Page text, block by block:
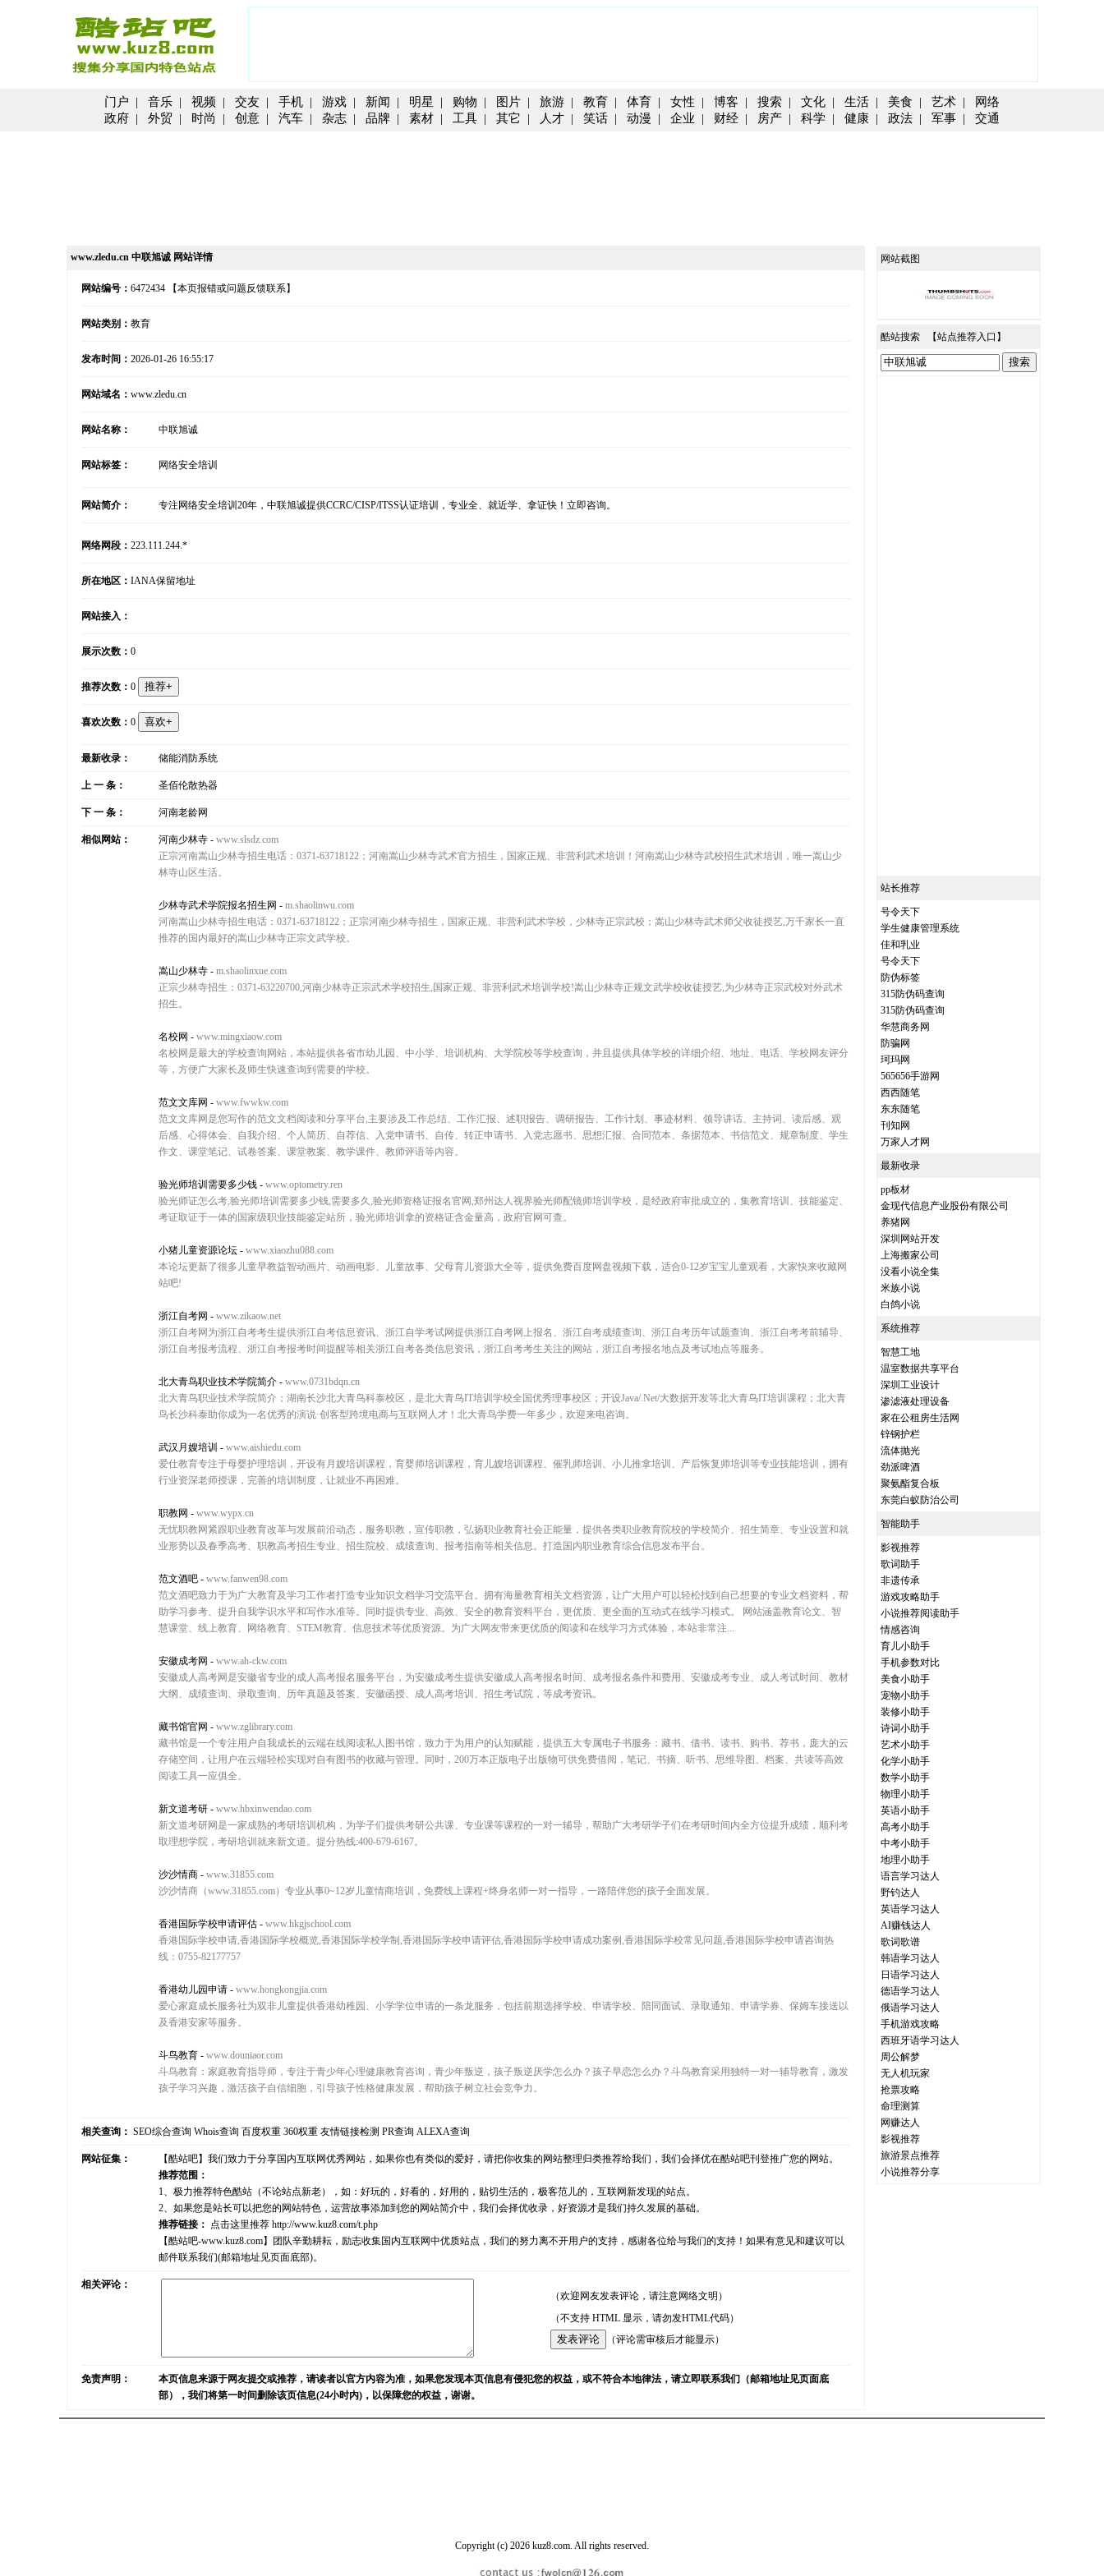
门户 | 音乐 | 视频 | 交友 | 手机 | 游戏 | 新闻 | 明星 | 购物 | 图片 | 旅游 | 教育 | 体育 | 女性 | 博客 | 搜索 | 文化 | 生活 | 美食 | 艺术 |
网络
政府 | 外贸 | 时尚 | 创意 | 汽车 | 杂志 | 品牌 | 素材 | 工具 | 其它 | 人才 | 笑话 | 动漫 | 企业 | 财经 | 房产 | 科学 | 健康 | 政法 | 军事 | 交通
www.zledu.cn 中联旭诚 网站详情
网站编号： 6472434 【本页报错或问题反馈联系】
网站类别： 教育
发布时间： 2026-01-26 16:55:17
网站域名： www.zledu.cn
网站名称： 中联旭诚
网站标签： 网络安全培训
网站简介： 专注网络安全培训20年，中联旭诚提供CCRC/CISP/ITSS认证培训，专业全、就近学、拿证快！立即咨询。
网络网段： 223.111.244.*
所在地区： IANA保留地址
网站接入：
展示次数： 0
推荐次数： 0
喜欢次数： 0
最新收录： 储能消防系统
上 一 条： 圣佰伦散热器
下 一 条： 河南老龄网
相似网站： 河南少林寺 - www.slsdz.com
正宗河南嵩山少林寺招生电话：0371-63718122；河南嵩山少林寺武术官方招生，国家正规、非营利武术培训！河南嵩山少林寺武校招生武术培训，唯一嵩山少
林寺山区生活。
少林寺武术学院报名招生网 - m.shaolinwu.com
河南嵩山少林寺招生电话：0371-63718122；正宗河南少林寺招生，国家正规、非营利武术学校，少林寺正宗武校；嵩山少林寺武术师父收徒授艺,万千家长一直
推荐的国内最好的嵩山少林寺正宗文武学校。
嵩山少林寺 - m.shaolinxue.com
正宗少林寺招生：0371-63220700,河南少林寺正宗武术学校招生,国家正规、非营利武术培训学校!嵩山少林寺正规文武学校收徒授艺,为少林寺正宗武校对外武术
招生。
名校网 - www.mingxiaow.com
名校网是最大的学校查询网站，本站提供各省市幼儿园、中小学、培训机构、大学院校等学校查询，并且提供具体学校的详细介绍、地址、电话、学校网友评分
等，方便广大家长及师生快速查询到需要的学校。
范文文库网 - www.fwwkw.com
范文文库网是您写作的范文文档阅读和分享平台,主要涉及工作总结、工作汇报、述职报告、调研报告、工作计划、事迹材料、领导讲话、主持词、读后感、观
后感、心得体会、自我介绍、个人简历、自荐信、入党申请书、自传、转正申请书、入党志愿书、思想汇报、合同范本、条据范本、书信范文、规章制度、学生
作文、课堂笔记、试卷答案、课堂教案、教学课件、教师评语等内容。
验光师培训需要多少钱 - www.optometry.ren
验光师证怎么考,验光师培训需要多少钱,需要多久,验光师资格证报名官网,郑州达人视界验光师配镜师培训学校，是经政府审批成立的，集教育培训、技能鉴定、
考证取证于一体的国家级职业技能鉴定站所，验光师培训拿的资格证含金量高，政府官网可查。
小猪儿童资源论坛 - www.xiaozhu088.com
本论坛更新了很多儿童早教益智动画片、动画电影、儿童故事、父母育儿资源大全等，提供免费百度网盘视频下载，适合0-12岁宝宝儿童观看，大家快来收藏网
站吧!
浙江自考网 - www.zikaow.net
浙江自考网为浙江自考考生提供浙江自考信息资讯、浙江自学考试网提供浙江自考网上报名、浙江自考成绩查询、浙江自考历年试题查询、浙江自考考前辅导、
浙江自考报考流程、浙江自考报考时间提醒等相关浙江自考各类信息资讯，浙江自考考生关注的网站，浙江自考报名地点及考试地点等服务。
北大青鸟职业技术学院简介 - www.0731bdqn.cn
北大青鸟职业技术学院简介；湖南长沙北大青鸟科泰校区，是北大青鸟IT培训学校全国优秀理事校区；开设Java/.Net/大数据开发等北大青鸟IT培训课程；北大青
鸟长沙科泰助你成为一名优秀的演说·创客型跨境电商与互联网人才！北大青鸟学费一年多少，欢迎来电咨询。
武汉月嫂培训 - www.aishiedu.com
爱仕教育专注于母婴护理培训，开设有月嫂培训课程，育婴师培训课程，育儿嫂培训课程、催乳师培训、小儿推拿培训、产后恢复师培训等专业技能培训，拥有
行业资深老师授课，完善的培训制度，让就业不再困难。
职教网 - www.wypx.cn
无忧职教网紧跟职业教育改革与发展前沿动态，服务职教，宣传职教，弘扬职业教育社会正能量，提供各类职业教育院校的学校简介、招生简章、专业设置和就
业形势以及春季高考、职教高考招生专业、招生院校、成绩查询、报考指南等相关信息。打造国内职业教育综合信息发布平台。
范文酒吧 - www.fanwen98.com
范文酒吧致力于为广大教育及学习工作者打造专业知识文档学习交流平台。拥有海量教育相关文档资源，让广大用户可以轻松找到自己想要的专业文档资料，帮
助学习参考、提升自我学识水平和写作水准等。同时提供专业、高效、安全的教育资料平台，更优质、更全面的互动式在线学习模式。 网站涵盖教育论文、智
慧课堂、线上教育、网络教育、STEM教育、信息技术等优质资源。为广大网友带来更优质的阅读和在线学习方式体验，本站非常注...
安徽成考网 - www.ah-ckw.com
安徽成人高考网是安徽省专业的成人高考报名服务平台，为安徽成考生提供安徽成人高考报名时间、成考报名条件和费用、安徽成考专业、成人考试时间、教材
大纲、成绩查询、录取查询、历年真题及答案、安徽函授、成人高考培训、招生考试院，等成考资讯。
藏书馆官网 - www.zglibrary.com
藏书馆是一个专注用户自我成长的云端在线阅读私人图书馆，致力于为用户的认知赋能，提供五大专属电子书服务：藏书、借书、读书、购书、荐书，庞大的云
存储空间，让用户在云端轻松实现对自有图书的收藏与管理。同时，200万本正版电子出版物可供免费借阅，笔记、书摘、听书、思维导图、档案、共读等高效
阅读工具一应俱全。
新文道考研 - www.hbxinwendao.com
新文道考研网是一家成熟的考研培训机构，为学子们提供考研公共课、专业课等课程的一对一辅导，帮助广大考研学子们在考研时间内全方位提升成绩，顺利考
取理想学院，考研培训就来新文道。提分热线:400-679-6167。
沙沙情商 - www.31855.com
沙沙情商（www.31855.com）专业从事0~12岁儿童情商培训，免费线上课程+终身名师一对一指导，一路陪伴您的孩子全面发展。
香港国际学校申请评估 - www.hkgjschool.com
香港国际学校申请,香港国际学校概览,香港国际学校学制,香港国际学校申请评估,香港国际学校申请成功案例,香港国际学校常见问题,香港国际学校申请咨询热
线：0755-82177757
香港幼儿园申请 - www.hongkongjia.com
爱心家庭成长服务社为双非儿童提供香港幼稚园、小学学位申请的一条龙服务，包括前期选择学校、申请学校、陪同面试、录取通知、申请学券、保姆车接送以
及香港安家等服务。
斗鸟教育 - www.douniaor.com
斗鸟教育：家庭教育指导师，专注于青少年心理健康教育咨询，青少年叛逆，孩子叛逆厌学怎么办？孩子早恋怎么办？斗鸟教育采用独特一对一辅导教育，激发
孩子学习兴趣，激活孩子自信细胞，引导孩子性格健康发展，帮助孩子树立社会竞争力。
相关查询： SEO综合查询 Whois查询 百度权重 360权重 友情链接检测 PR查询 ALEXA查询
网站征集：
【酷站吧】我们致力于分享国内互联网优秀网站，如果你也有类似的爱好，请把你收集的网站整理归类推荐给我们，我们会择优在酷站吧刊登推广您的网站。
推荐范围：
1、极力推荐特色酷站（不论站点新老），如：好玩的，好看的，好用的，贴切生活的，极客范儿的，互联网新发现的站点。
2、如果您是站长可以把您的网站特色，运营故事添加到您的网站简介中，我们会择优收录，好资源才是我们持久发展的基础。
推荐链接： 点击这里推荐 http://www.kuz8.com/t.php
【酷站吧-www.kuz8.com】团队辛勤耕耘，励志收集国内互联网中优质站点，我们的努力离不开用户的支持，感谢各位给与我们的支持！如果有意见和建议可以
邮件联系我们(邮箱地址见页面底部)。
相关评论：
（欢迎网友发表评论，请注意网络文明）
（不支持 HTML 显示，请勿发HTML代码）
（评论需审核后才能显示）
免责声明：
本页信息来源于网友提交或推荐，请读者以官方内容为准，如果您发现本页信息有侵犯您的权益，或不符合本地律法，请立即联系我们（邮箱地址见页面底
部），我们将第一时间删除该页信息(24小时内)，以保障您的权益，谢谢。
网站截图
酷站搜索 【站点推荐入口 】
站长推荐
号令天下
学生健康管理系统
佳和乳业
号令天下
防伪标签
315防伪码查询
315防伪码查询
华慧商务网
防骗网
珂玛网
565656手游网
西西随笔
东东随笔
刊知网
万家人才网
最新收录
pp板材
金现代信息产业股份有限公司
养猪网
深圳网站开发
上海搬家公司
没看小说全集
米族小说
白鸽小说
系统推荐
智慧工地
温室数据共享平台
深圳工业设计
渗滤液处理设备
家在公租房生活网
锌钢护栏
流体抛光
劲派啤酒
聚氨酯复合板
东莞白蚁防治公司
智能助手
影视推荐
歌词助手
非遗传承
游戏攻略助手
小说推荐阅读助手
情感咨询
育儿小助手
手机参数对比
美食小助手
宠物小助手
装修小助手
诗词小助手
艺术小助手
化学小助手
数学小助手
物理小助手
英语小助手
高考小助手
中考小助手
地理小助手
语言学习达人
野钓达人
英语学习达人
AI赚钱达人
歌词歌谱
韩语学习达人
日语学习达人
德语学习达人
俄语学习达人
手机游戏攻略
西班牙语学习达人
周公解梦
无人机玩家
抢票攻略
命理测算
网赚达人
影视推荐
旅游景点推荐
小说推荐分享
Copyright (c) 2026 kuz8.com. All rights reserved.